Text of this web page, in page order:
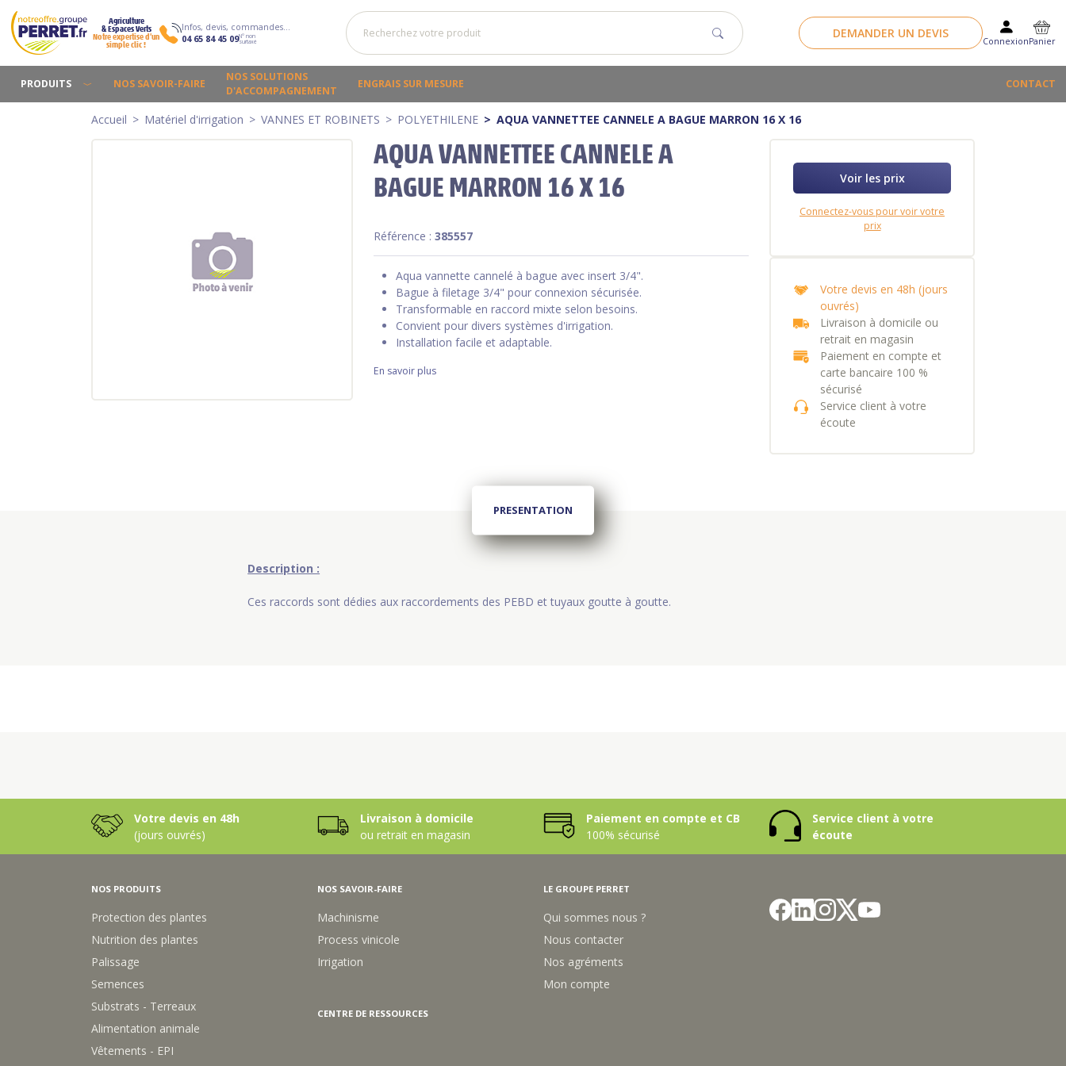
Agriculture
& Espaces Verts
Notre expertise d’un
simple clic !
Infos, devis, commandes…
04 65 84 45 09N° non
surtaxé
DEMANDER UN DEVIS
ConnexionPanier
PRODUITS NOS SAVOIR-FAIRE
NOS SOLUTIONS
D'ACCOMPAGNEMENT
ENGRAIS SUR MESURE CONTACT
Accueil Matériel d'irrigation VANNES ET ROBINETS POLYETHILENE AQUA VANNETTEE CANNELE A BAGUE MARRON 16 X 16
AQUA VANNETTEE CANNELE A
BAGUE MARRON 16 X 16
Référence :385557
Aqua vannette cannelé à bague avec insert 3/4".
Bague à filetage 3/4" pour connexion sécurisée.
Transformable en raccord mixte selon besoins.
Convient pour divers systèmes d'irrigation.
Installation facile et adaptable.
En savoir plus
Voir les prix
Connectez-vous pour voir votre
prix
Votre devis en 48h (jours
ouvrés)
Livraison à domicile ou
retrait en magasin
Paiement en compte et
carte bancaire 100 %
sécurisé
Service client à votre
écoute
PRESENTATION
Description :
Ces raccords sont dédies aux raccordements des PEBD et tuyaux goutte à goutte.
Votre devis en 48h
(jours ouvrés)
Livraison à domicile
ou retrait en magasin
Paiement en compte et CB
100% sécurisé
Service client à votre
écoute
NOS PRODUITS
Protection des plantes
Nutrition des plantes
Palissage
Semences
Substrats - Terreaux
Alimentation animale
Vêtements - EPI
NOS SAVOIR-FAIRE
Machinisme
Process vinicole
Irrigation
CENTRE DE RESSOURCES
LE GROUPE PERRET
Qui sommes nous ?
Nous contacter
Nos agréments
Mon compte